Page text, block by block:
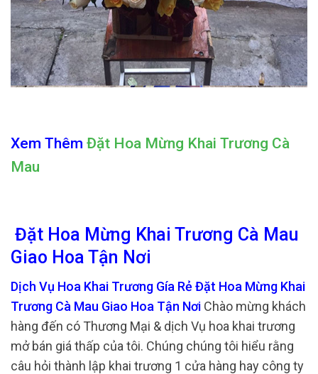
Xem Thêm Đặt Hoa Mừng Khai Trương Cà
Mau
Đặt Hoa Mừng Khai Trương Cà Mau
Giao Hoa Tận Nơi
Dịch Vụ Hoa Khai Trương Gía Rẻ Đặt Hoa Mừng Khai
Trương Cà Mau Giao Hoa Tận Nơi Chào mừng khách
hàng đến có Thương Mại & dịch Vụ hoa khai trương
mở bán giá thấp của tôi. Chúng chúng tôi hiểu rằng
câu hỏi thành lập khai trương 1 cửa hàng hay công ty